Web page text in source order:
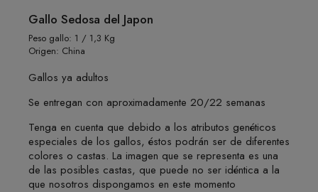
Gallo Sedosa del Japon
Peso gallo: 1 / 1,3 Kg
Origen: China
Gallos ya adultos
Se entregan con aproximadamente 20/22 semanas
Tenga en cuenta que debido a los atributos genéticos
especiales de los gallos, éstos podrán ser de diferentes
colores o castas. La imagen que se representa es una
de las posibles castas, que puede no ser idéntica a la
que nosotros dispongamos en este momento